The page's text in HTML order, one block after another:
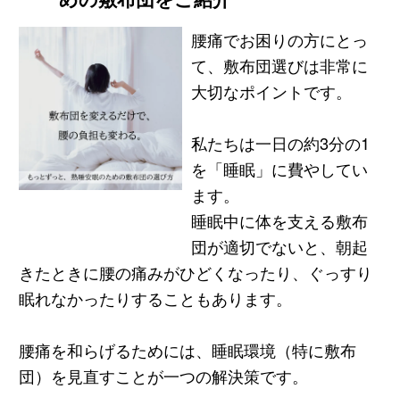
腰痛でお困りの方にとっ
て、敷布団選びは非常に
大切なポイントです。
私たちは一日の約3分の1
を「睡眠」に費やしてい
ます。
睡眠中に体を支える敷布
団が適切でないと、朝起
きたときに腰の痛みがひどくなったり、ぐっすり
眠れなかったりすることもあります。
腰痛を和らげるためには、睡眠環境（特に敷布
団）を見直すことが一つの解決策です。